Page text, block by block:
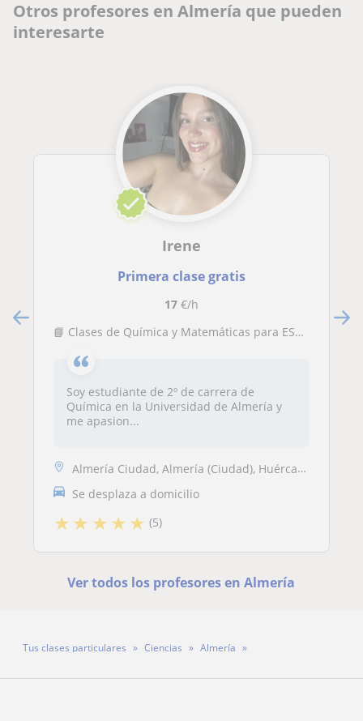
Otros profesores en Almería que pueden
interesarte
Irene
Primera clase gratis
17€/h
📘 Clases de Química y Matemáticas para ESO y Bachillerato (Almería y online)
Soy estudiante de 2º de carrera de
Química en la Universidad de Almería y
me apasion...
Almería Ciudad, Almería (Ciudad), Huércal de Almería
Se desplaza a domicilio
★★ ★★★ (5)
Ver todos los profesores en Almería
Tus clases particulares Ciencias
Almería